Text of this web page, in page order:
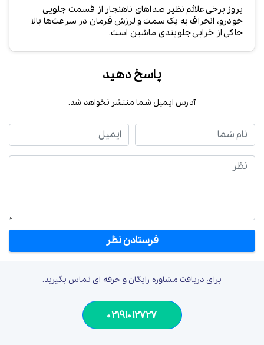
بروز برخی علائم نظیر صداهای ناهنجار از قسمت جلویی
خودرو، انحراف به یک سمت و لرزش فرمان در سرعت‌ها بالا
حاکی از خرابی جلوبندی ماشین است.
پاسخ دهید
آدرس ایمیل شما منتشر نخواهد شد.
نام شما ایمیل
نظر
برای دریافت مشاوره رایگان و حرفه ای تماس بگیرید.
02191012727